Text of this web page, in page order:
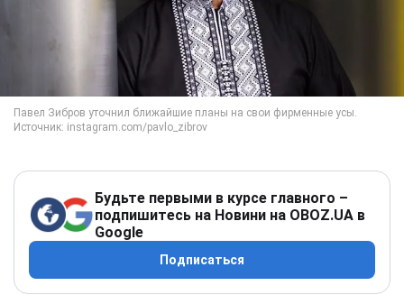
Будьте первыми в курсе главного –
подпишитесь на Новини на OBOZ.UA в
Google
Подписаться